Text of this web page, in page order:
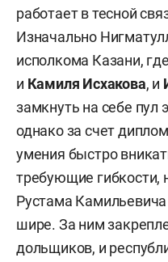
Не включили мы также
председателя
ресурсам 64-летнего
Формально он член
долгожителей.
никаких нет, в том
руководства
настолько
только пару раз в
охотничьего сезона,
выходить в
работает в тесной
Изначально
исполкома Казани,
и Камиля Исхакова, и
замкнуть на себе пул
однако за счет
умения быстро
требующие гибкости,
Рустама
шире. За ним
дольщиков, и